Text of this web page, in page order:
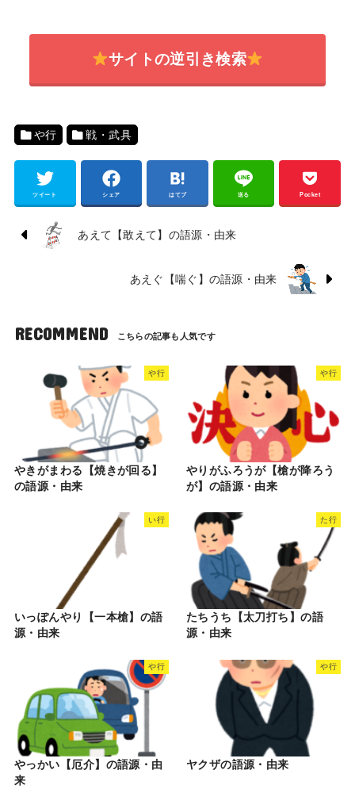
サイトの逆引き検索
や行 戦・武具
ツイート シェア はてブ 送る Pocket
あえて【敢えて】の語源・由来
あえぐ【喘ぐ】の語源・由来
RECOMMEND
や行
やきがまわる【焼きが回る】
の語源・由来
や行
やりがふろうが【槍が降ろう
が】の語源・由来
い行
いっぽんやり【一本槍】の語
源・由来
た行
たちうち【太刀打ち】の語
源・由来
や行
やっかい【厄介】の語源・由
来
や行
ヤクザの語源・由来